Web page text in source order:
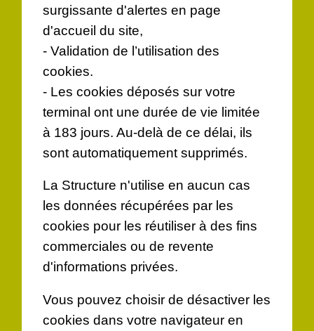
surgissante d'alertes en page
d'accueil du site,
- Validation de l’utilisation des
cookies.
- Les cookies déposés sur votre
terminal ont une durée de vie limitée
à 183 jours. Au-delà de ce délai, ils
sont automatiquement supprimés.
La Structure n'utilise en aucun cas
les données récupérées par les
cookies pour les réutiliser à des fins
commerciales ou de revente
d'informations privées.
Vous pouvez choisir de désactiver les
cookies dans votre navigateur en